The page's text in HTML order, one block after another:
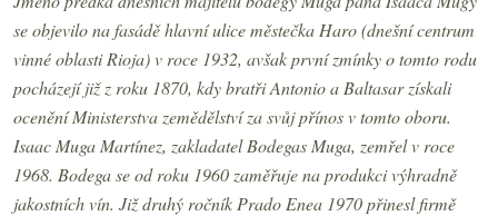
se objevilo na fasádě hlavní ulice městečka Haro (dnešní centrum
vinné oblasti Rioja) v roce 1932, avšak první zmínky o tomto rodu
pocházejí již z roku 1870, kdy bratři Antonio a Baltasar získali
ocenění Ministerstva zemědělství za svůj přínos v tomto oboru.
Isaac Muga Martínez, zakladatel Bodegas Muga, zemřel v roce
1968. Bodega se od roku 1960 zaměřuje na produkci výhradně
jakostních vín. Již druhý ročník Prado Enea 1970 přinesl firmě